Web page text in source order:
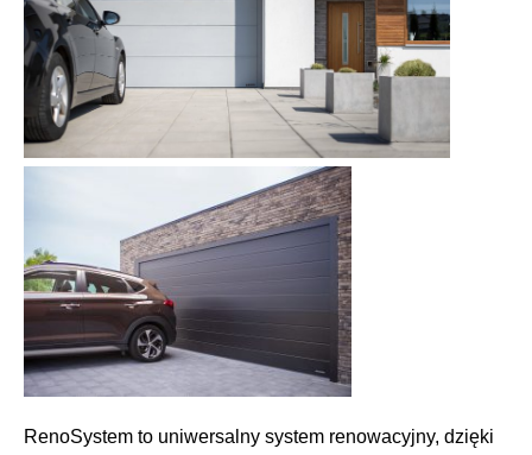
RenoSystem to uniwersalny system renowacyjny, dzięki